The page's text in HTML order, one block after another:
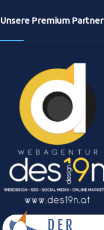
Unsere Premium Partner